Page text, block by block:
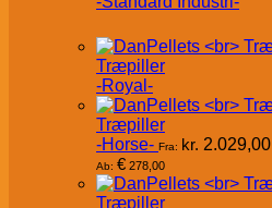
Træpiller
-Royal-
Træpiller
-Horse- Fra: kr. 2.029,00
Ab: € 278,00
Træpiller